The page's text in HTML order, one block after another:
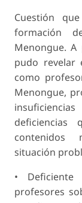
Cuestión
formación
Menongue.
pudo revelar
como
Menongue,
deficiencias
contenidos
situación
•
profesores